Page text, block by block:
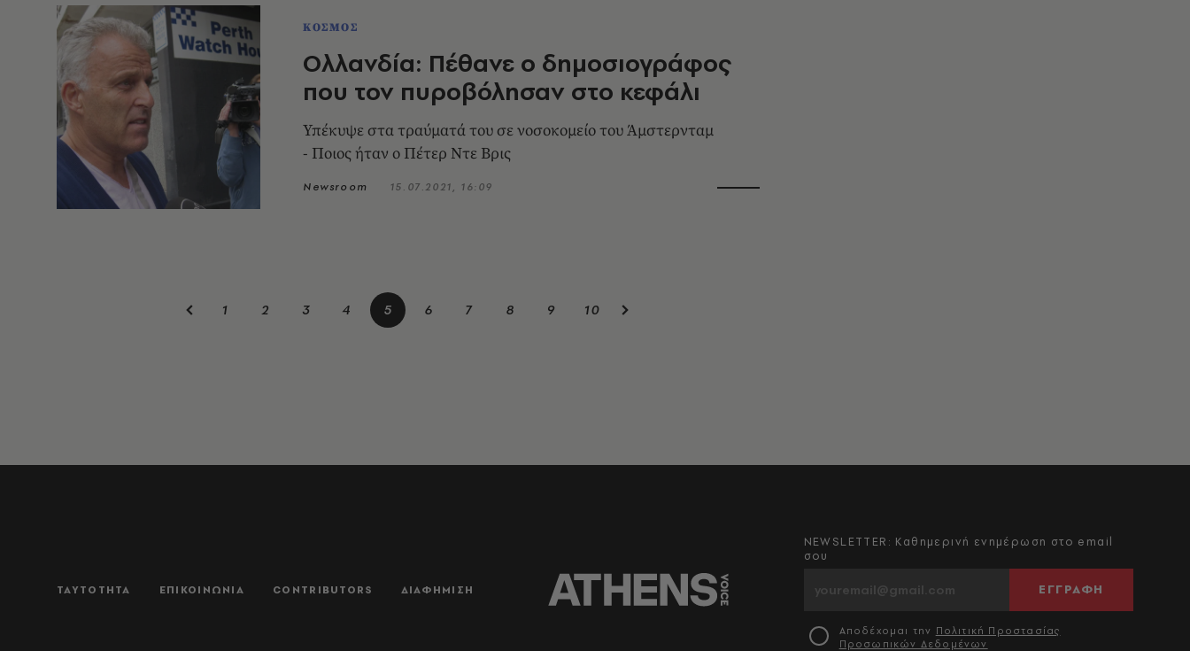
ΚΟΣΜΟΣ
Ολλανδία: Πέθανε ο δημοσιογράφος
που τον πυροβόλησαν στο κεφάλι
Υπέκυψε στα τραύματά του σε νοσοκομείο του Άμστερνταμ
- Ποιος ήταν ο Πέτερ Ντε Βρις
Newsroom 15.07.2021, 16:09
1 2 3 4 5 6 7 8 9 10
ΤΑΥΤΟΤΗΤΑ ΕΠΙΚΟΙΝΩΝΙΑ CONTRIBUTORS ΔΙΑΦΗΜΙΣΗ
NEWSLETTER: Καθημερινή ενημέρωση στο email
σου
ΕΓΓΡΑΦΗ
Αποδέχομαι την Πολιτική Προστασίας
Προσωπικών Δεδομένων